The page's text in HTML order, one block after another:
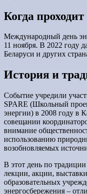
Когда проходит
Международный день
11 ноября. В 2022 году
Беларуси и других
История и
Событие учредили
SPARE (Школьный
энергии) в 2008 году в
совещании
внимание
использованию
возобновляемых
В этот день по
лекции, акции,
образовательных
энергосбережения –